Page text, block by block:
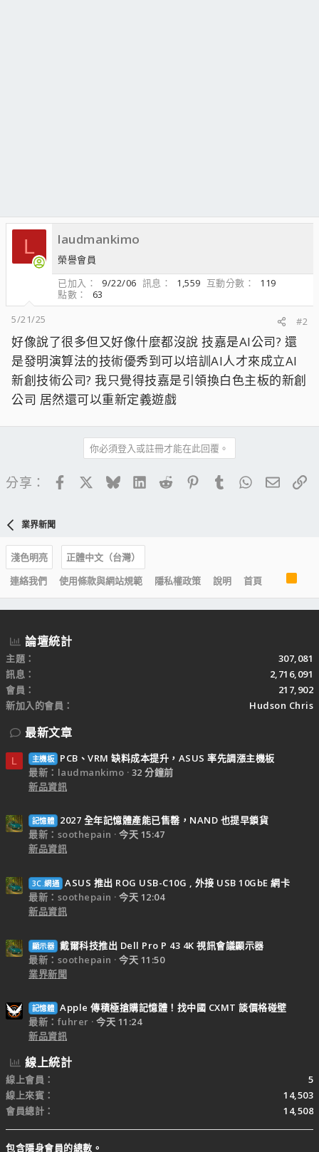
L laudmankimo
榮譽會員
已加入
9/22/06 訊息 1,559 互動分數
119
點數
63
5/21/25
#2
好像說了很多但又好像什麼都沒說 技嘉是AI公司? 還
是發明演算法的技術優秀到可以培訓AI人才來成立AI
新創技術公司? 我只覺得技嘉是引領換白色主板的新創
公司 居然還可以重新定義遊戲
你必須登入或註冊才能在此回覆。
分享： FacebookBlueskyLinkedIn
Reddit PinterestTumblrWhatsApp
電子
業界新聞
淺色明亮
正體中文（台灣）
連絡我們
使用條款與網站規範 隱私權政策 說明 首頁
S
論壇統計
主題
307,081
訊息
2,716,091
會員
217,902
新加入的會員
Hudson Chris
最新文章
L 主機板
PCB、VRM 缺料成本提升，ASUS 率先調漲主機板
最新：laudmankimo
32 分鐘前
新品資訊
記憶體
2027 全年記憶體產能已售罄，NAND 也提早鎖貨
最新：soothepain
今天 15:47
新品資訊
3C.網通 ASUS 推出 ROG USB-C10G , 外接 USB 10GbE 網卡
最新：soothepain
今天 12:04
新品資訊
顯示器 戴爾科技推出 Dell Pro P 43 4K 視訊會議顯示器
最新：soothepain
今天 11:50
業界新聞
記憶體 Apple 傳積極搶購記憶體！找中國 CXMT 談價格碰壁
最新：fuhrer
今天 11:24
新品資訊
線上統計
線上會員
5
線上來賓
14,503
會員總計
14,508
包含隱身會員的總數。